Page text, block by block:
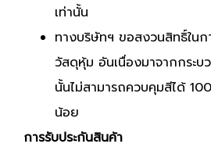
เท่านั้น
ทางบริษัทฯ ขอสงวนสิทธิ์ใน
วัสดุหุ้ม อันเนื่องมาจากกระ
นั้นไม่สามารถควบคุมสีได้
น้อย
การรับประกันสินค้า